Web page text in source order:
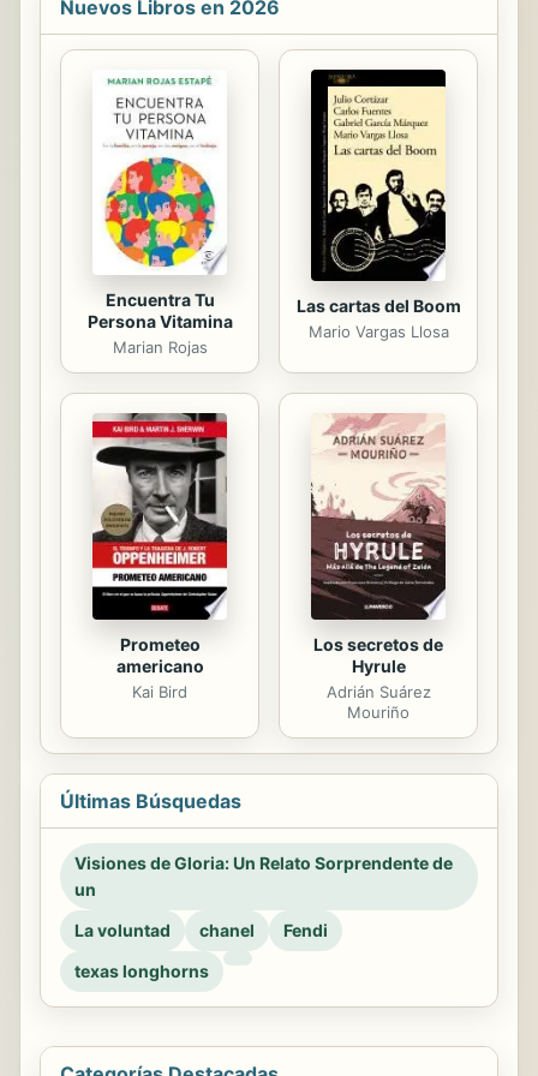
humanos a salvo de los demonios,
que son cada vez más peligrosos y
acechan a Chiyoko Hollow. Cuando
los habitantes de Chiyoko comienzan
a desaparecer, Akari está decidida a
encontrarlos, pero también lo está el
guerrero mitad elfo Takeo, que
prefiere trabajar solo. A medida que
los...
Nuevos Libros en 2026
Encuentra Tu
Persona Vitamina
Marian Rojas
Las cartas del Boom
Mario Vargas Llosa
Prometeo
americano
Kai Bird
Los secretos de
Hyrule
Adrián Suárez
Mouriño
Últimas Búsquedas
Visiones de Gloria: Un Relato Sorprendente de
un
La voluntad
chanel
Fendi
texas longhorns